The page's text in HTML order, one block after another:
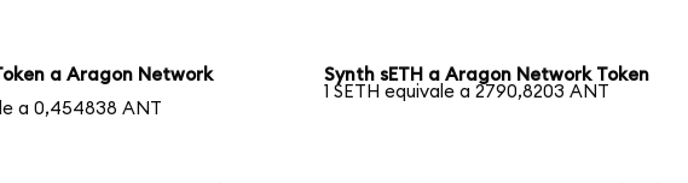
a Aragon Network
a 0,454838 ANT
Synth sETH a Aragon Network Token
1 SETH equivale a 2790,8203 ANT